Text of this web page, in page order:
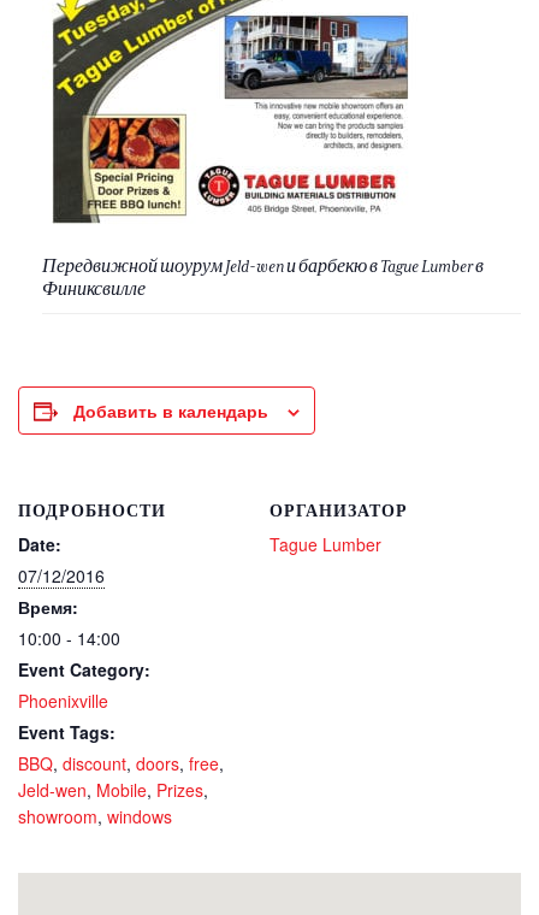
Передвижной шоурум Jeld-wen и барбекю в Tague Lumber в
Финиксвилле
Добавить в календарь
ПОДРОБНОСТИ
Date:
07/12/2016
Время:
10:00 - 14:00
Event Category:
Phoenixville
Event Tags:
BBQ, discount, doors, free,
Jeld-wen, Mobile, Prizes,
showroom, windows
ОРГАНИЗАТОР
Tague Lumber